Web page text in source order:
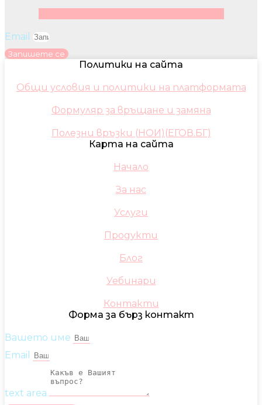
Email
Запишете се
Политики на сайта
Общи условия и политики на платформата
Формуляр за връщане и замяна
Полезни връзки (НОИ)(ЕГОВ.БГ)
Карта на сайта
Начало
За нас
Услуги
Продукти
Блог
Уебинари
Контакти
Форма за бърз контакт
Вашето име
Email
text area